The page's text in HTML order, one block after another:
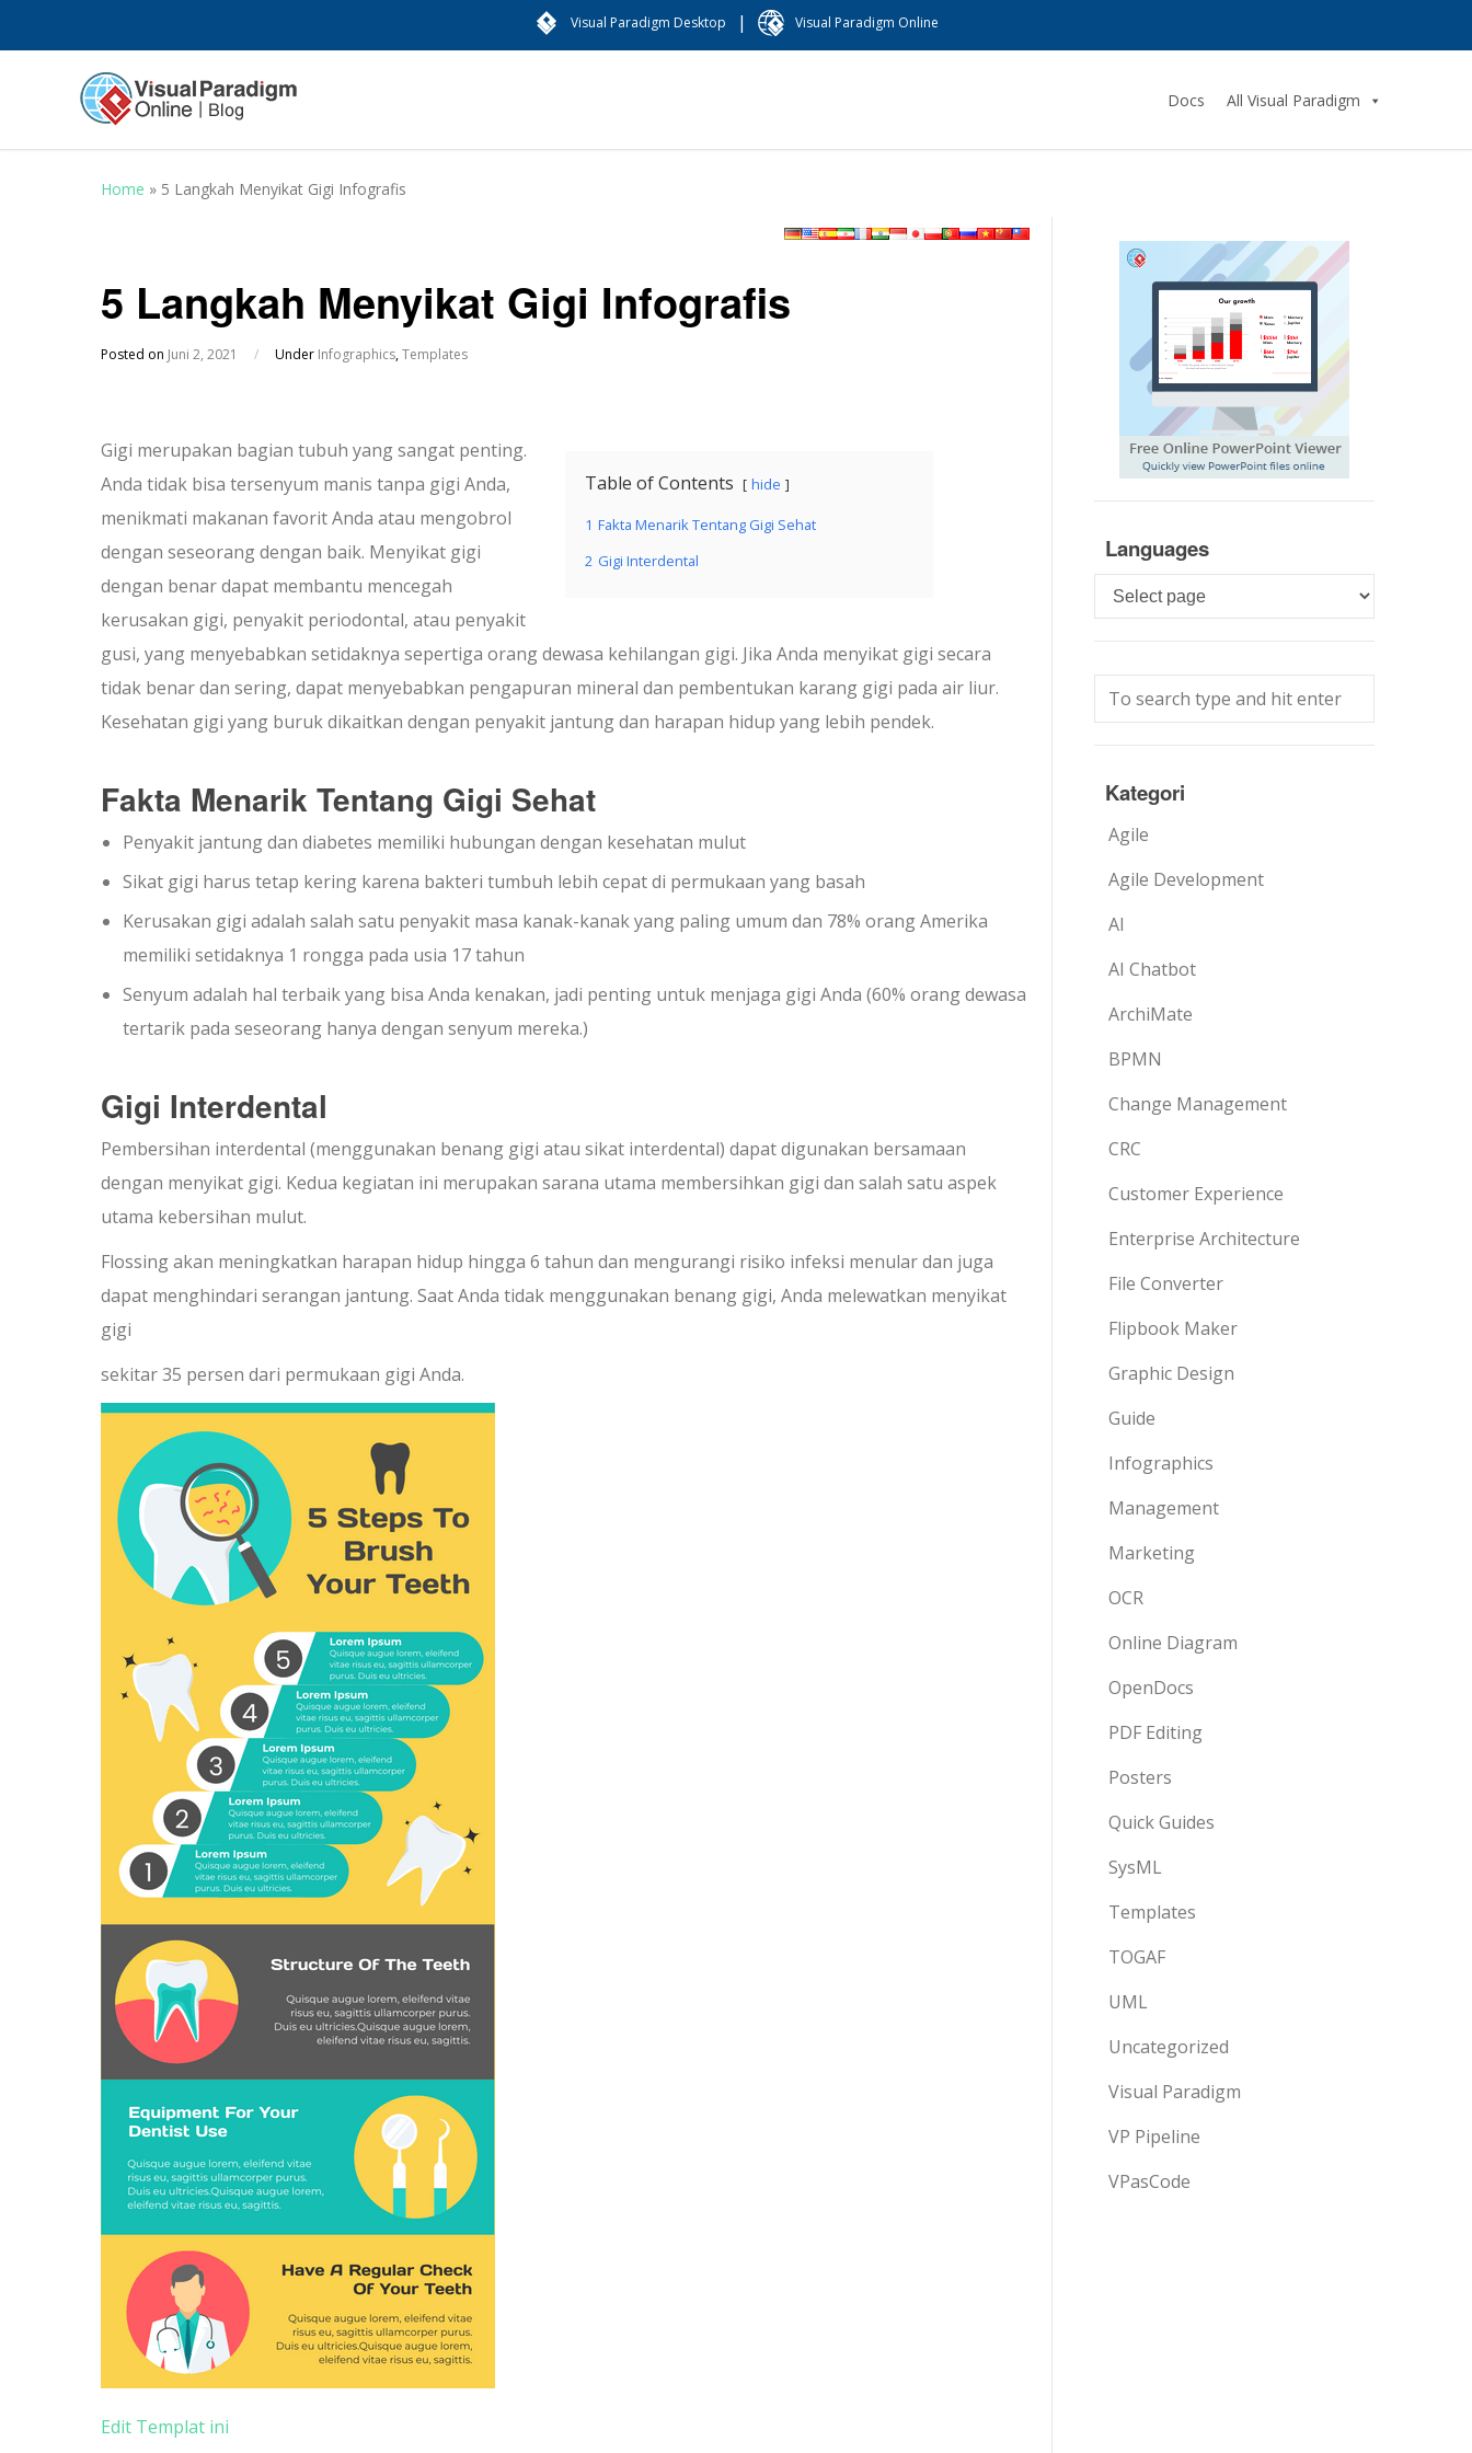
Visual Paradigm Desktop | Visual Paradigm Online
Docs All Visual Paradigm
Home » 5 Langkah Menyikat Gigi Infografis
5 Langkah Menyikat Gigi Infografis
Posted on Juni 2, 2021 / Under Infographics,Templates
Table of Contents hide
1 Fakta Menarik Tentang Gigi Sehat
2 Gigi Interdental
Gigi merupakan bagian tubuh yang sangat penting.
Anda tidak bisa tersenyum manis tanpa gigi Anda,
menikmati makanan favorit Anda atau mengobrol
dengan seseorang dengan baik. Menyikat gigi
dengan benar dapat membantu mencegah
kerusakan gigi, penyakit periodontal, atau penyakit
gusi, yang menyebabkan setidaknya sepertiga orang dewasa kehilangan gigi. Jika Anda menyikat gigi secara
tidak benar dan sering, dapat menyebabkan pengapuran mineral dan pembentukan karang gigi pada air liur.
Kesehatan gigi yang buruk dikaitkan dengan penyakit jantung dan harapan hidup yang lebih pendek.
Fakta Menarik Tentang Gigi Sehat
Penyakit jantung dan diabetes memiliki hubungan dengan kesehatan mulut
Sikat gigi harus tetap kering karena bakteri tumbuh lebih cepat di permukaan yang basah
Kerusakan gigi adalah salah satu penyakit masa kanak-kanak yang paling umum dan 78% orang Amerika
memiliki setidaknya 1 rongga pada usia 17 tahun
Senyum adalah hal terbaik yang bisa Anda kenakan, jadi penting untuk menjaga gigi Anda (60% orang dewasa
tertarik pada seseorang hanya dengan senyum mereka.)
Gigi Interdental
Pembersihan interdental (menggunakan benang gigi atau sikat interdental) dapat digunakan bersamaan
dengan menyikat gigi. Kedua kegiatan ini merupakan sarana utama membersihkan gigi dan salah satu aspek
utama kebersihan mulut.
Flossing akan meningkatkan harapan hidup hingga 6 tahun dan mengurangi risiko infeksi menular dan juga
dapat menghindari serangan jantung. Saat Anda tidak menggunakan benang gigi, Anda melewatkan menyikat
gigi
sekitar 35 persen dari permukaan gigi Anda.
Edit Templat ini
Languages
Languages
Kategori
Agile
Agile Development
AI
AI Chatbot
ArchiMate
BPMN
Change Management
CRC
Customer Experience
Enterprise Architecture
File Converter
Flipbook Maker
Graphic Design
Guide
Infographics
Management
Marketing
OCR
Online Diagram
OpenDocs
PDF Editing
Posters
Quick Guides
SysML
Templates
TOGAF
UML
Uncategorized
Visual Paradigm
VP Pipeline
VPasCode